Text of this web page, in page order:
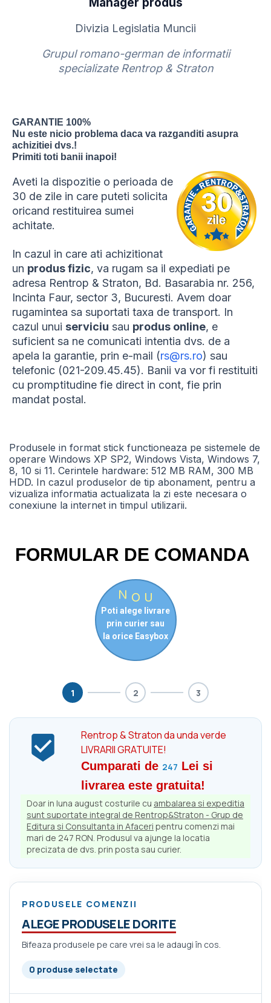
Divizia Legislatia Muncii
Grupul romano-german de informatii
specializate Rentrop & Straton
GARANTIE 100%
Nu este nicio problema daca va razganditi asupra
achizitiei dvs.!
Primiti toti banii inapoi!
Aveti la dispozitie o perioada de
30 de zile in care puteti solicita
oricand restituirea sumei
achitate.
In cazul in care ati achizitionat
un produs fizic, va rugam sa il expediati pe
adresa Rentrop & Straton, Bd. Basarabia nr. 256,
Incinta Faur, sector 3, Bucuresti. Avem doar
rugamintea sa suportati taxa de transport. In
cazul unui serviciu sau produs online, e
suficient sa ne comunicati intentia dvs. de a
apela la garantie, prin e-mail (rs@rs.ro) sau
telefonic (021-209.45.45). Banii va vor fi restituiti
cu promptitudine fie direct in cont, fie prin
mandat postal.
Produsele in format stick functioneaza pe sistemele de
operare Windows XP SP2, Windows Vista, Windows 7,
8, 10 si 11. Cerintele hardware: 512 MB RAM, 300 MB
HDD. In cazul produselor de tip abonament, pentru a
vizualiza informatia actualizata la zi este necesara o
conexiune la internet in timpul utilizarii.
FORMULAR DE COMANDA
N O U
Poti alege livrare
prin curier sau
la orice Easybox
1 2 3

Rentrop & Straton da unda verde
LIVRARII GRATUITE!
Cumparati de 247 Lei si
livrarea este gratuita!
Doar in luna august costurile cu ambalarea si expeditia
sunt suportate integral de Rentrop&Straton - Grup de
Editura si Consultanta in Afaceri pentru comenzi mai
mari de 247 RON. Produsul va ajunge la locatia
precizata de dvs. prin posta sau curier.
PRODUSELE COMENZII
ALEGE PRODUSELE DORITE
Bifeaza produsele pe care vrei sa le adaugi în cos.
0 produse selectate